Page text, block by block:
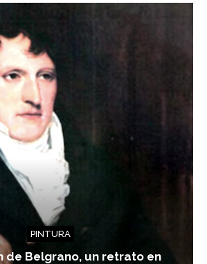
PINTURA
de Belgrano, un retrato en